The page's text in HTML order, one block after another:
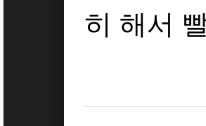
히 해서